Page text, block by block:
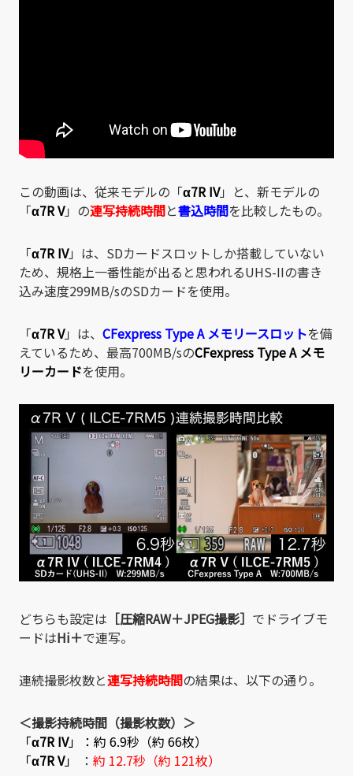
この動画は、従来モデルの「α7R IV」と、新モデルの
「α7R V」の連写持続時間と書込時間を比較したもの。
「α7R IV」は、SDカードスロットしか搭載していない
ため、規格上一番性能が出ると思われるUHS-IIの書き
込み速度299MB/sのSDカードを使用。
「α7R V」は、 CFexpress Type A メモリースロットを備
えているため、最高700MB/sのCFexpress Type A メモ
リーカードを使用。
どちらも設定は ［圧縮RAW＋JPEG撮影］ でドライブモ
ードはHi＋で連写。
連続撮影枚数と連写持続時間の結果は、以下の通り。
＜撮影持続時間（撮影枚数）＞
「α7R IV」：約 6.9秒（約 66枚）
「α7R V」 ： 約 12.7秒（約 121枚）